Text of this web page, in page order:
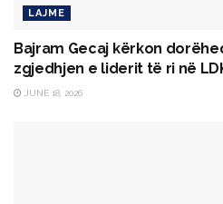
LAJME
Bajram Gecaj kërkon
zgjedhjen e liderit të ri në
JUNE 18, 2026